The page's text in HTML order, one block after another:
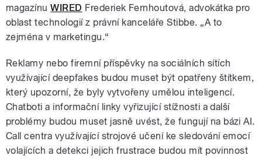
magazínuWIRED Frederiek Fernhoutová, advokátka pro
oblast technologií z právní kanceláře Stibbe. „A to
zejména v marketingu.“
Reklamy nebo firemní příspěvky na sociálních sítích
využívající deepfakes budou muset být opatřeny štítkem,
který upozorní, že byly vytvořeny umělou inteligencí.
Chatboti a informační linky vyřizující stížnosti a další
problémy budou muset jasně uvést, že fungují na bázi AI.
Call centra využívající strojové učení ke sledování emocí
volajících a detekci jejich frustrace budou mít povinnost